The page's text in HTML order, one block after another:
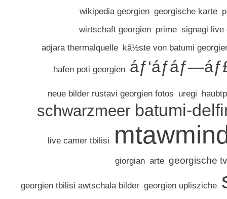
wikipedia georgien georgische karte
wirtschaft georgien prime signagi live
adjara thermalquelle kã½ste von batumi
hafen poti georgien
neue bilder rustavi georgien fotos uregi
schwarzmeer batumi-
live camer tbilisi
giorgian arte georgische tv
georgien tbilisi awtschala bilder georgien uplisziche